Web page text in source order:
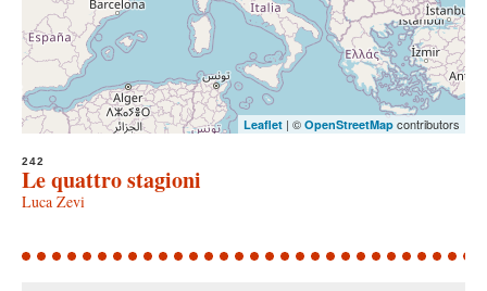
Leaflet | © OpenStreetMap contributors
242
Le quattro stagioni
Luca Zevi